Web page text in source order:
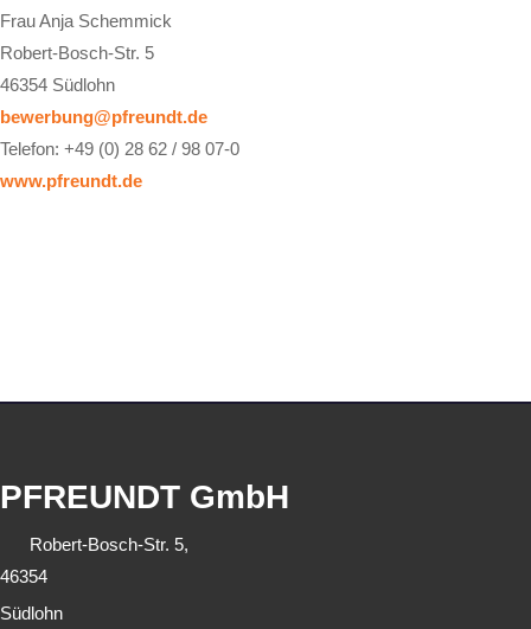
Frau Anja Schemmick
Robert-Bosch-Str. 5
46354 Südlohn
bewerbung@pfreundt.de
Telefon: +49 (0) 28 62 / 98 07-0
www.pfreundt.de
PFREUNDT GmbH
Robert-Bosch-Str. 5,
46354
Südlohn